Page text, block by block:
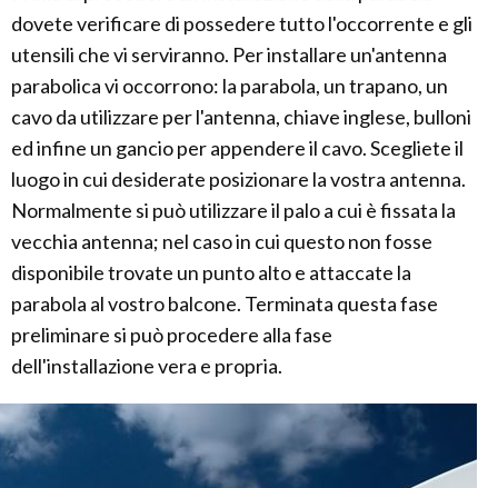
dovete verificare di possedere tutto l'occorrente e gli
utensili che vi serviranno. Per installare un'antenna
parabolica vi occorrono: la parabola, un trapano, un
cavo da utilizzare per l'antenna, chiave inglese, bulloni
ed infine un gancio per appendere il cavo. Scegliete il
luogo in cui desiderate posizionare la vostra antenna.
Normalmente si può utilizzare il palo a cui è fissata la
vecchia antenna; nel caso in cui questo non fosse
disponibile trovate un punto alto e attaccate la
parabola al vostro balcone. Terminata questa fase
preliminare si può procedere alla fase
dell'installazione vera e propria.